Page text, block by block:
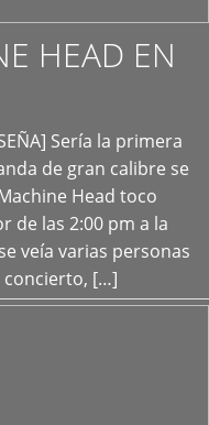
HEAD EN
Sería la primera
de gran calibre se
Head toco
de las 2:00 pm a la
veía varias personas
concierto, […]